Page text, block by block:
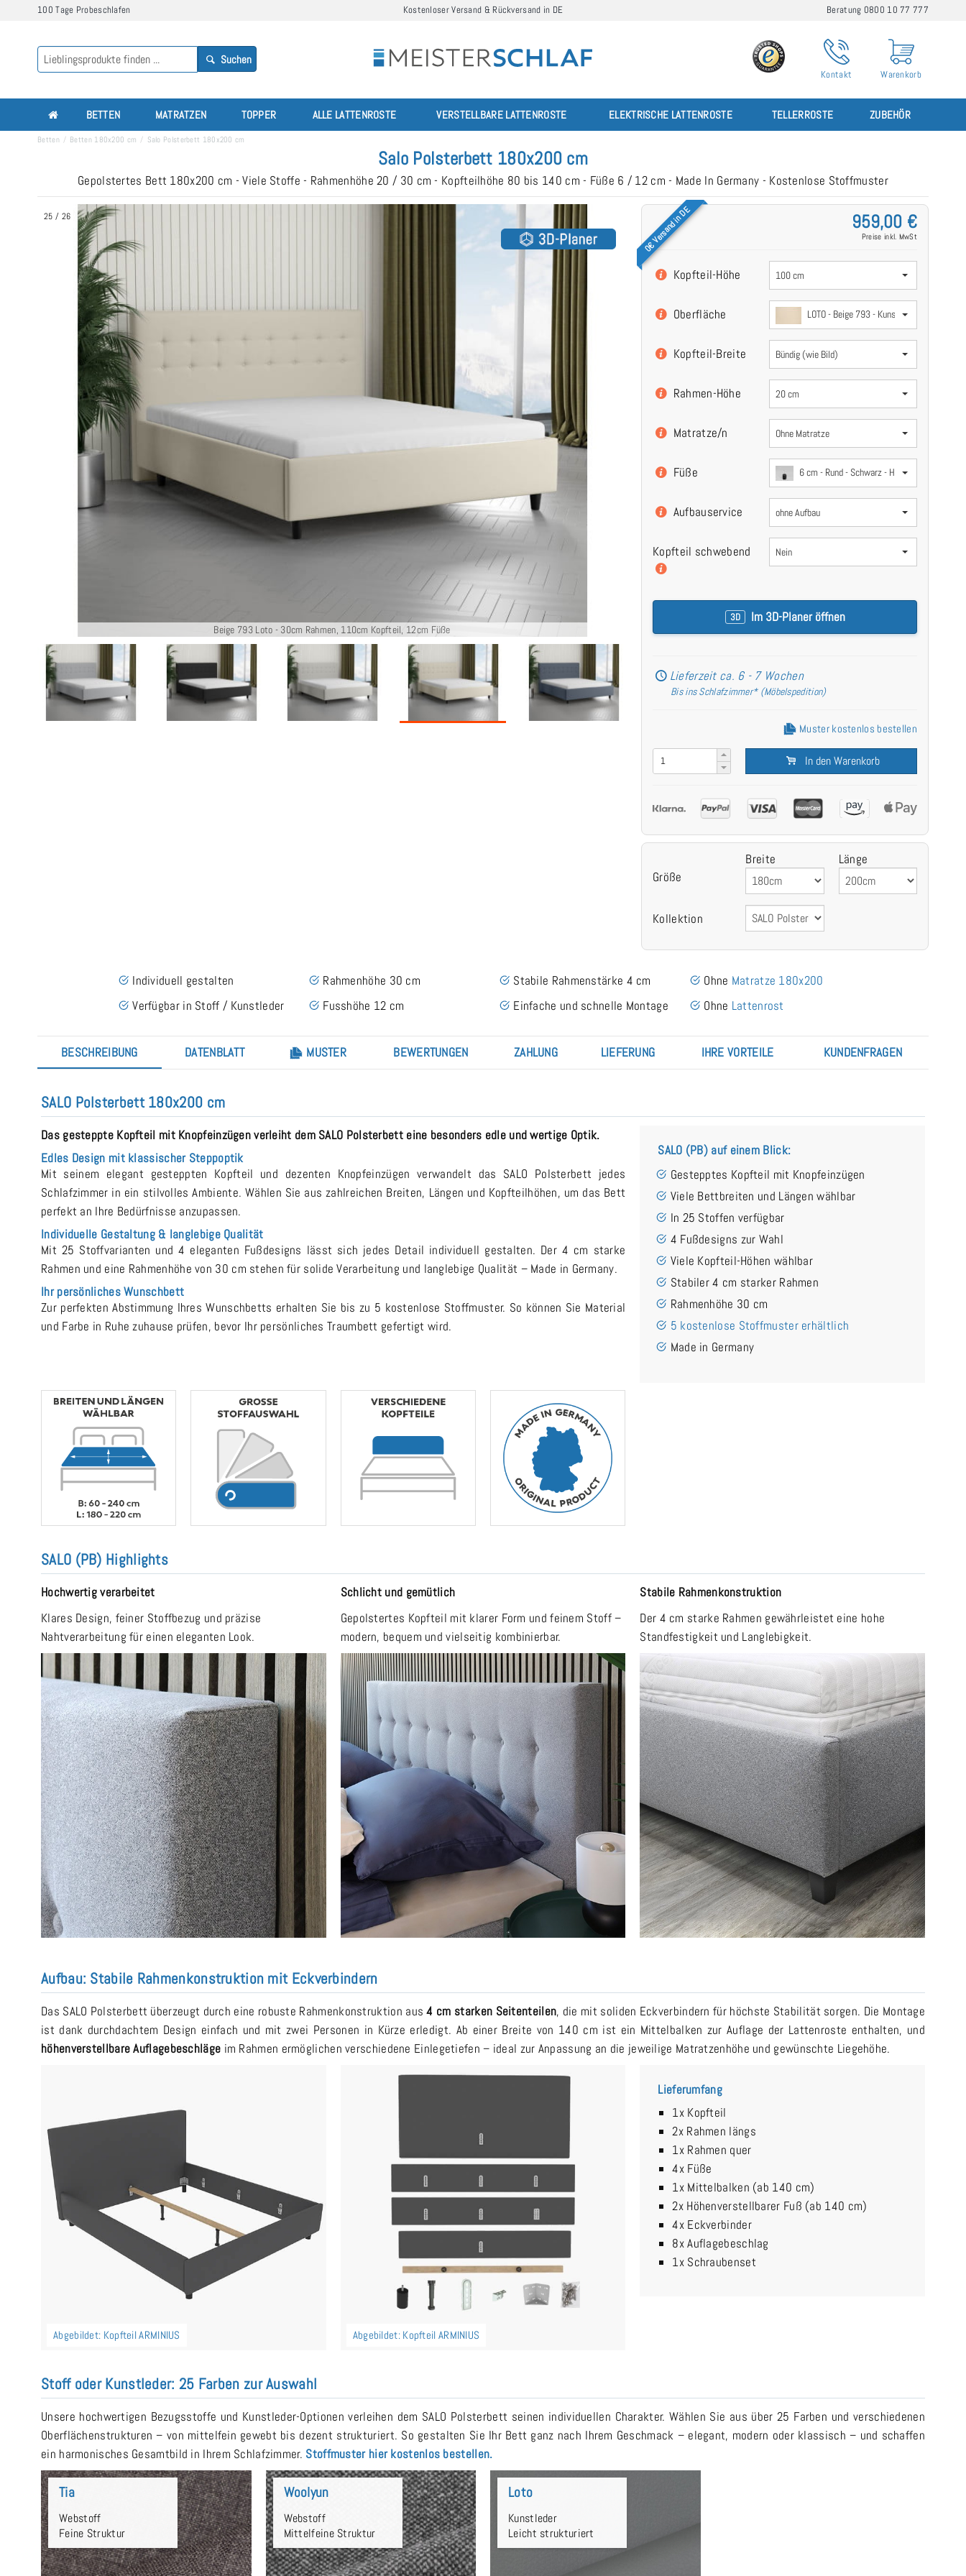
100 Tage Probeschlafen Kostenloser Versand & Rückversand in DE Beratung 0800 10 77 777
Suchen
Kontakt Warenkorb
BETTEN MATRATZEN TOPPER ALLE LATTENROSTE VERSTELLBARE LATTENROSTE ELEKTRISCHE LATTENROSTE TELLERROSTE ZUBEHÖR
Betten Betten 180x200 cm Salo Polsterbett 180x200 cm
Salo Polsterbett 180x200 cm
Gepolstertes Bett 180x200 cm - Viele Stoffe - Rahmenhöhe 20 / 30 cm - Kopfteilhöhe 80 bis 140 cm - Füße 6 / 12 cm - Made In Germany - Kostenlose Stoffmuster
Beige 793 Loto - 30cm Rahmen, 110cm Kopfteil, 12cm Füße Dunkelgrau 5311 Loto - 30cm Rahmen,
25 / 26 0€ Versand in DE 959,00 €
Preise inkl. MwSt
Kopfteil-Höhe 100 cm
Oberfläche LOTO - Beige 793 - Kunstleder
Kopfteil-Breite Bündig (wie Bild)
Rahmen-Höhe 20 cm
Matratze/n Ohne Matratze
Füße 6 cm - Rund - Schwarz - Holz
Aufbauservice ohne Aufbau
Kopfteil schwebend Nein
3D Im 3D-Planer öffnen
Lieferzeit ca. 6 - 7 Wochen
Bis ins Schlafzimmer* (Möbelspedition)
Muster kostenlos bestellen
In den Warenkorb
Größe
Breite Länge
Kollektion
Individuell gestalten
Verfügbar in Stoff / Kunstleder
Rahmenhöhe 30 cm
Fusshöhe 12 cm
Stabile Rahmenstärke 4 cm
Einfache und schnelle Montage
Ohne Matratze 180x200
Ohne Lattenrost
BESCHREIBUNG DATENBLATT MUSTER BEWERTUNGEN ZAHLUNG LIEFERUNG IHRE VORTEILE KUNDENFRAGEN
SALO Polsterbett 180x200 cm
Das gesteppte Kopfteil mit Knopfeinzügen verleiht dem SALO Polsterbett eine besonders edle und wertige Optik.
Edles Design mit klassischer Steppoptik
Mit seinem elegant gesteppten Kopfteil und dezenten Knopfeinzügen verwandelt das SALO Polsterbett jedes
Schlafzimmer in ein stilvolles Ambiente. Wählen Sie aus zahlreichen Breiten, Längen und Kopfteilhöhen, um das Bett
perfekt an Ihre Bedürfnisse anzupassen.
Individuelle Gestaltung & langlebige Qualität
Mit 25 Stoffvarianten und 4 eleganten Fußdesigns lässt sich jedes Detail individuell gestalten. Der 4 cm starke
Rahmen und eine Rahmenhöhe von 30 cm stehen für solide Verarbeitung und langlebige Qualität – Made in Germany.
Ihr persönliches Wunschbett
Zur perfekten Abstimmung Ihres Wunschbetts erhalten Sie bis zu 5 kostenlose Stoffmuster. So können Sie Material
und Farbe in Ruhe zuhause prüfen, bevor Ihr persönliches Traumbett gefertigt wird.
SALO (PB) auf einem Blick:
Gestepptes Kopfteil mit Knopfeinzügen
Viele Bettbreiten und Längen wählbar
In 25 Stoffen verfügbar
4 Fußdesigns zur Wahl
Viele Kopfteil-Höhen wählbar
Stabiler 4 cm starker Rahmen
Rahmenhöhe 30 cm
5 kostenlose Stoffmuster erhältlich
Made in Germany
SALO (PB) Highlights
Hochwertig verarbeitet
Klares Design, feiner Stoffbezug und präzise
Nahtverarbeitung für einen eleganten Look.
Schlicht und gemütlich
Gepolstertes Kopfteil mit klarer Form und feinem Stoff –
modern, bequem und vielseitig kombinierbar.
Stabile Rahmenkonstruktion
Der 4 cm starke Rahmen gewährleistet eine hohe
Standfestigkeit und Langlebigkeit.
Aufbau: Stabile Rahmenkonstruktion mit Eckverbindern
Das SALO Polsterbett überzeugt durch eine robuste Rahmenkonstruktion aus4 cm starken Seitenteilen, die mit soliden Eckverbindern für höchste Stabilität sorgen. Die Montage
ist dank durchdachtem Design einfach und mit zwei Personen in Kürze erledigt. Ab einer Breite von 140 cm ist ein Mittelbalken zur Auflage der Lattenroste enthalten, und
höhenverstellbare Auflagebeschläge im Rahmen ermöglichen verschiedene Einlegetiefen – ideal zur Anpassung an die jeweilige Matratzenhöhe und gewünschte Liegehöhe.
Abgebildet: Kopfteil ARMINIUS Abgebildet: Kopfteil ARMINIUS
Lieferumfang
1x Kopfteil
2x Rahmen längs
1x Rahmen quer
4x Füße
1x Mittelbalken (ab 140 cm)
2x Höhenverstellbarer Fuß (ab 140 cm)
4x Eckverbinder
8x Auflagebeschlag
1x Schraubenset
Stoff oder Kunstleder: 25 Farben zur Auswahl
Unsere hochwertigen Bezugsstoffe und Kunstleder-Optionen verleihen dem SALO Polsterbett seinen individuellen Charakter. Wählen Sie aus über 25 Farben und verschiedenen
Oberflächenstrukturen – von mittelfein gewebt bis dezent strukturiert. So gestalten Sie Ihr Bett ganz nach Ihrem Geschmack – elegant, modern oder klassisch – und schaffen
ein harmonisches Gesamtbild in Ihrem Schlafzimmer. Stoffmuster hier kostenlos bestellen.
Tia
Webstoff
Feine Struktur
Woolyun
Webstoff
Mittelfeine Struktur
Loto
Kunstleder
Leicht strukturiert